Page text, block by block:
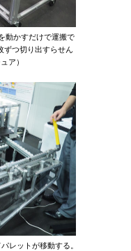
動かすだけで運搬で
ずつ切り出すらせん
ア）
レットが移動する。